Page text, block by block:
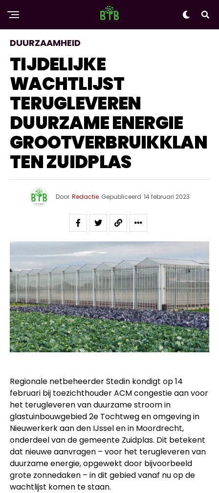
DUURZAAMHEID
TIJDELIJKE
WACHTLIJST
TERUGLEVEREN
DUURZAME ENERGIE
GROOTVERBRUIKKLAN
TEN ZUIDPLAS
Door Redactie Gepubliceerd 14 februari 2023
Regionale netbeheerder Stedin kondigt op 14
februari bij toezichthouder ACM congestie aan voor
het terugleveren van duurzame stroom in
glastuinbouwgebied 2e Tochtweg en omgeving in
Nieuwerkerk aan den IJssel en in Moordrecht,
onderdeel van de gemeente Zuidplas. Dit betekent
dat nieuwe aanvragen – voor het terugleveren van
duurzame energie, opgewekt door bijvoorbeeld
grote zonnedaken – in dit gebied vanaf nu op de
wachtlijst komen te staan.